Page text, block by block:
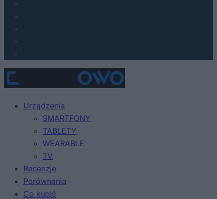
Urządzenia
SMARTFONY
TABLETY
WEARABLE
TV
Recenzje
Porównania
Co kupić